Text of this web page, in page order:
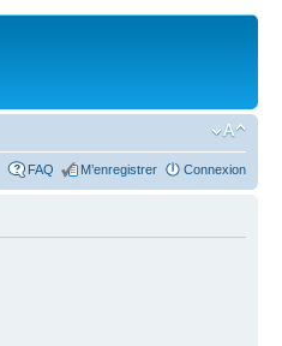
FAQ M’enregistrer Connexion